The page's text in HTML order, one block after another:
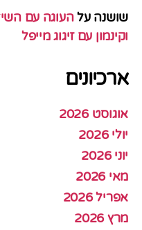
שושנה עלהעוגה עם
וקינמון עם זיגוג מייפל
ארכיונים
אוגוסט 2026
יולי 2026
יוני 2026
מאי 2026
אפריל 2026
מרץ 2026